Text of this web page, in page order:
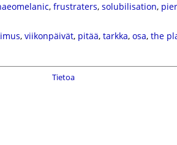
, frustraters, solubilisation,
, viikonpäivät, pitää, tarkka, osa, the
Tietoa